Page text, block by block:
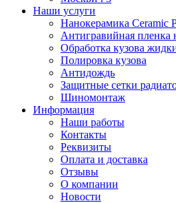
Наши услуги
Нанокерамика Ceramic
Антигравийная пленка
Обработка кузова
Полировка кузова
Антидождь
Защитные сетки
Шиномонтаж
Информация
Наши работы
Контакты
Реквизиты
Оплата и доставка
Отзывы
О компании
Новости